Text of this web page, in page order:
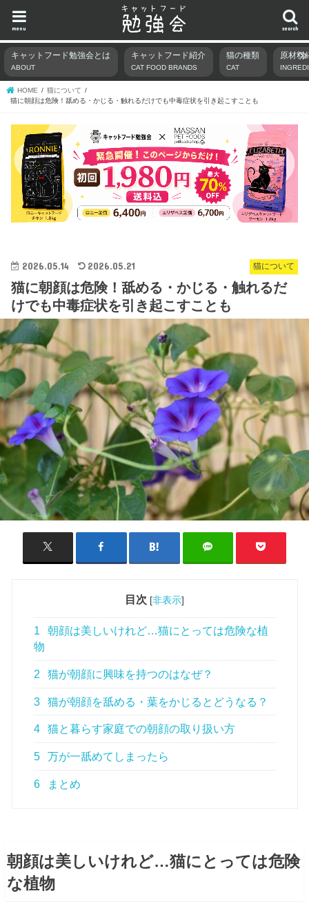
search
menu
キャットフード勉強会とは
ABOUT
キャットフード紹介
CAT FOOD BRANDS
猫の種類
CAT
原材料
HOME
猫について
猫に朝顔は危険！舐める・かじる・触れるだけでも中毒症状を引き起こすことも
猫について
2026.05.14 2026.05.21
猫に朝顔は危険！舐める・かじる・触れるだ
けでも中毒症状を引き起こすことも
目次 [非表示]
1
朝顔は美しいけれど…猫にとっては危険な植
物
2 猫が朝顔に興味を持つのはなぜ？
3 猫が朝顔を舐める・葉をかじるとどうなる？
4 猫と暮らす家庭での朝顔の取り扱い方
5 万が一舐めてしまったら
6 まとめ
朝顔は美しいけれど…猫にとっては危険
な植物